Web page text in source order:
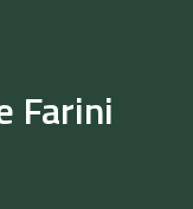
Farini